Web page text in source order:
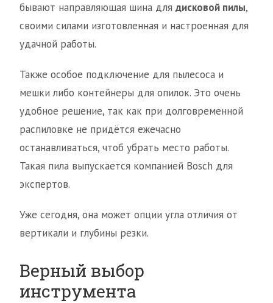
бывают направляющая шина для дисковой пилы,
своими силами изготовленная и настроенная для
удачной работы.
Также особое подключение для пылесоса и
мешки либо контейнеры для опилок. Это очень
удобное решение, так как при долговременной
распиловке не придётся ежечасно
останавливаться, чтоб убрать место работы.
Такая пила выпускается компанией Bosch для
экспертов.
Уже сегодня, она может опции угла отличия от
вертикали и глубины резки.
Верный выбор
инструмента